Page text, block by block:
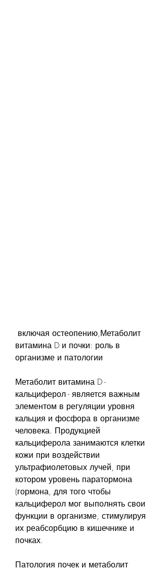
витамина D и почки: роль в
организме и патологии
Метаболит витамина D -
кальциферол - является важным
элементом в регуляции уровня
кальция и фосфора в организме
человека. Продукцией
кальциферола занимаются клетки
кожи при воздействии
ультрафиолетовых лучей, при
котором уровень паратормона
(гормона, для того чтобы
кальциферол мог выполнять свои
функции в организме, стимулируя
их реабсорбцию в кишечнике и
почках.
Патология почек и метаболит